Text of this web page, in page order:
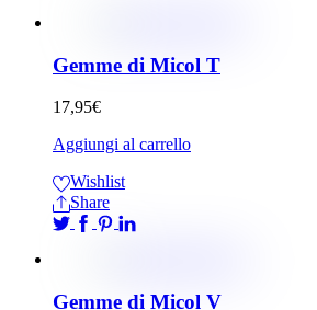
Gemme di Micol T
17,95€
Aggiungi al carrello
Wishlist
Share
Gemme di Micol V